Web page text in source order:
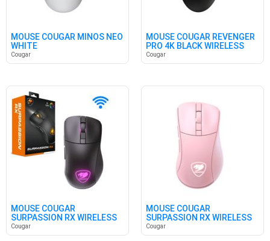
MOUSE COUGAR MINOS NEO
WHITE
Cougar
MOUSE COUGAR REVENGER
PRO 4K BLACK WIRELESS
Cougar
MOUSE COUGAR
SURPASSION RX WIRELESS
BLACK
Cougar
MOUSE COUGAR
SURPASSION RX WIRELESS
PINK
Cougar